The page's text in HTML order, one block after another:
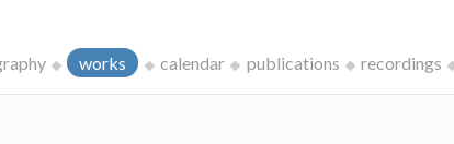
works calendar publications recordings